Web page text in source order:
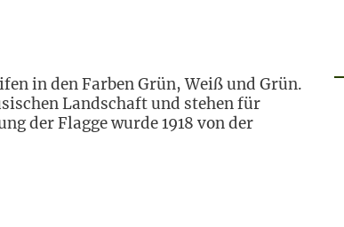
in den Farben Grün, Weiß und Grün.
Landschaft und stehen für
der Flagge wurde 1918 von der